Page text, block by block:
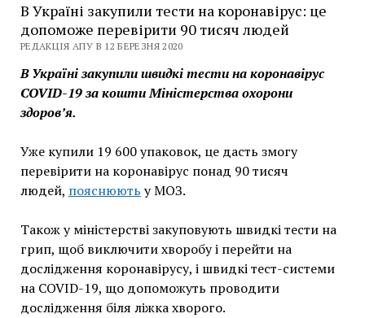
В Україні закупили тести на коронавірус: це
допоможе перевірити 90 тисяч людей
РЕДАКЦІЯ АПУ В 12 БЕРЕЗНЯ 2020
В Україні закупили швидкі тести на коронавірус
COVID-19 за кошти Міністерства охорони
здоров’я.
Уже купили 19 600 упаковок, це дасть змогу
перевірити на коронавірус понад 90 тисяч
людей, пояснюють у МОЗ.
Також у міністерстві закуповують швидкі тести на
грип, щоб виключити хворобу і перейти на
дослідження коронавірусу, і швидкі тест-системи
на COVID-19, що допоможуть проводити
дослідження біля ліжка хворого.